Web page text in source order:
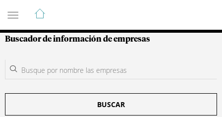
Guía de Empresas Colombianas
Buscador de información de empresas
BUSCAR